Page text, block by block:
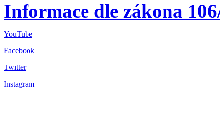
Informace dle zákona
YouTube
Facebook
Twitter
Instagram